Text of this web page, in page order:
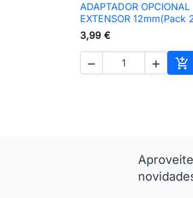
 Vista rápida
ADAPTADOR OPCIONAL
EXTENSOR 12mm(Pack
3,99 €
  